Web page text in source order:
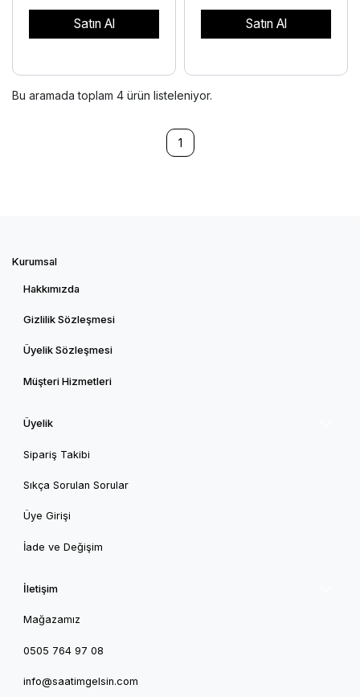
Satın Al Satın Al
Bu aramada toplam 4 ürün listeleniyor.
1
Kurumsal
Hakkımızda
Gizlilik Sözleşmesi
Üyelik Sözleşmesi
Müşteri Hizmetleri
Üyelik
Sipariş Takibi
Sıkça Sorulan Sorular
Üye Girişi
İade ve Değişim
İletişim
Mağazamız
0505 764 97 08
info@saatimgelsin.com